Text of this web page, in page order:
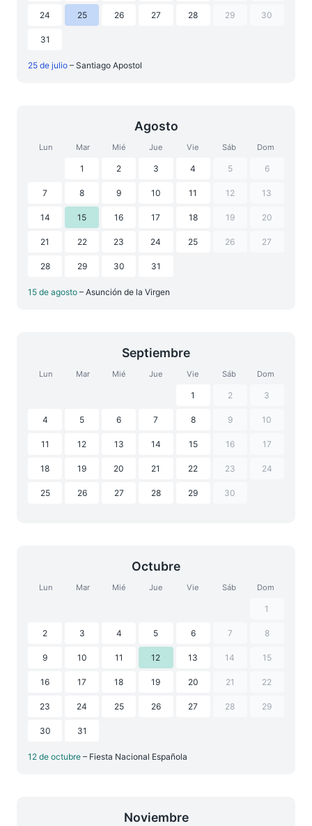
24 25 26 27 28 29 30
31
25 de julio – Santiago Apostol
Agosto
Lun Mar Mié Jue Vie Sáb Dom
1 2 3 4 5 6
7 8 9 10 11 12 13
14 15 16 17 18 19 20
21 22 23 24 25 26 27
28 29 30 31
15 de agosto – Asunción de la Virgen
Septiembre
Lun Mar Mié Jue Vie Sáb Dom
1 2 3
4 5 6 7 8 9 10
11 12 13 14 15 16 17
18 19 20 21 22 23 24
25 26 27 28 29 30
Octubre
Lun Mar Mié Jue Vie Sáb Dom
1
2 3 4 5 6 7 8
9 10 11 12 13 14 15
16 17 18 19 20 21 22
23 24 25 26 27 28 29
30 31
12 de octubre – Fiesta Nacional Española
Noviembre